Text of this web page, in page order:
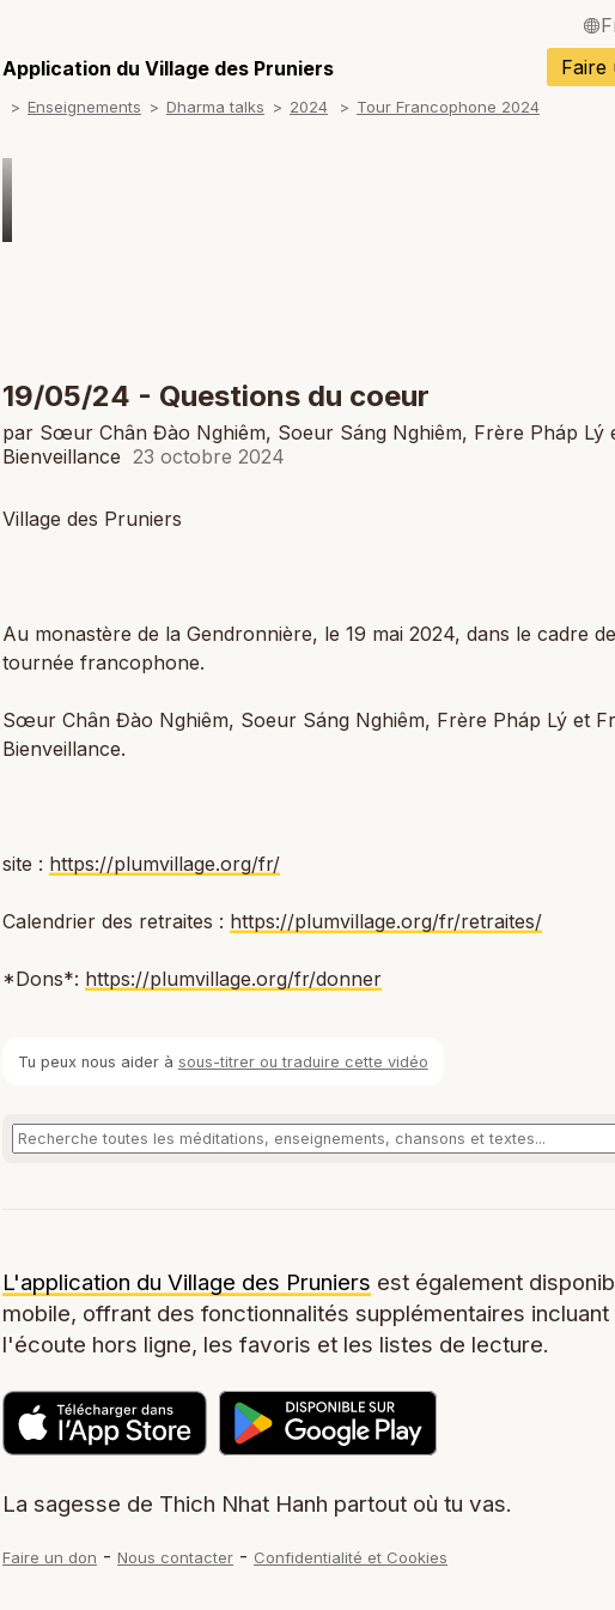
English /
Español /
Application du Village des Pruniers Faire
Enseignements Dharma talks 2024 Tour Francophone 2024
19/05/24 - Questions du coeur
par Sœur Chân Đào Nghiêm, Soeur Sáng Nghiêm, Frère Pháp Lý
Bienveillance 23 octobre 2024
Village des Pruniers
Au monastère de la Gendronnière, le 19 mai 2024, dans le cadre
tournée francophone.
Sœur Chân Đào Nghiêm, Soeur Sáng Nghiêm, Frère Pháp Lý et
Bienveillance.
site : https://plumvillage.org/fr/
Calendrier des retraites : https://plumvillage.org/fr/retraites/
*Dons*: https://plumvillage.org/fr/donner
Tu peux nous aider à sous-titrer ou traduire cette vidéo
L'application du Village des Pruniers est également
mobile, offrant des fonctionnalités supplémentaires incluant
l'écoute hors ligne, les favoris et les listes de lecture.
La sagesse de Thich Nhat Hanh partout où tu vas.
Faire un don - Nous contacter - Confidentialité et Cookies